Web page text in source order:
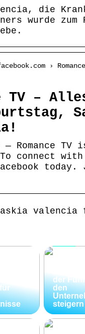
die
wurde zum
›
TV –
— Romance TV
connect with
valencia
der
den
steigern